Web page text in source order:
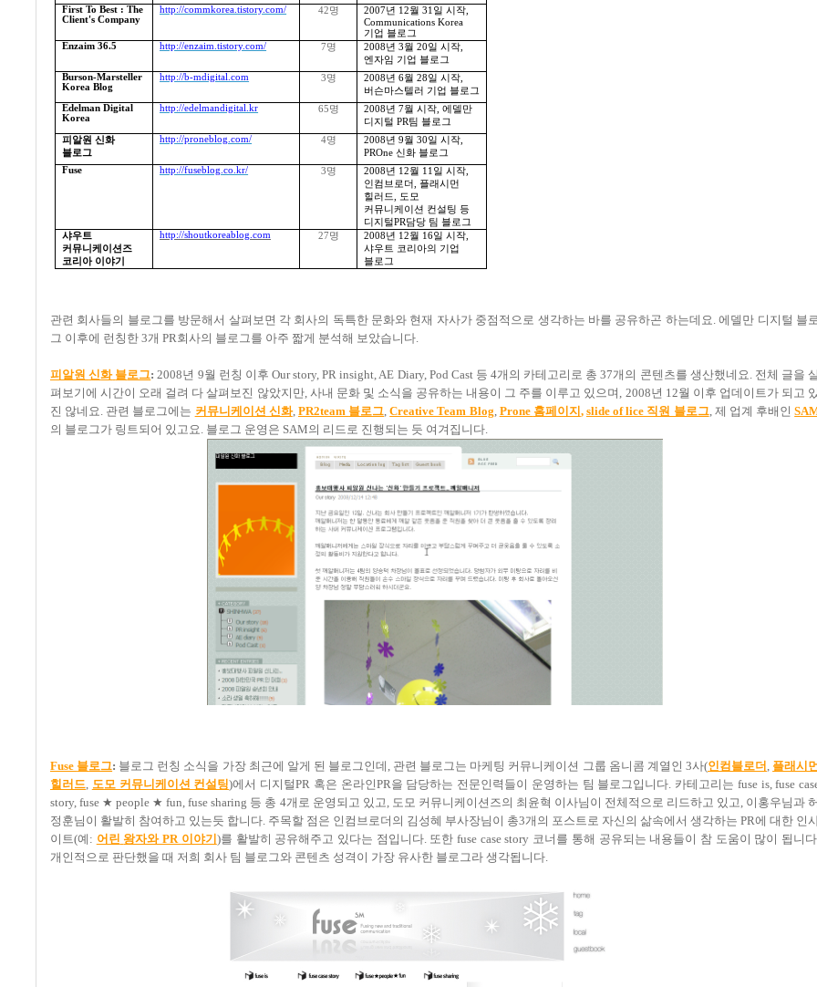
First To Best : The
Client's Company
http://commkorea.tistory.com/ 42명 2007년 12월 31 일 시작
Communications Korea
기업 블로그
Enzaim 36.5
http://enzaim.tistory.com/ 7명 2008년 3월 20일 시작
엔자임 기업 블로그
Burson-Marsteller
Korea Blog
http://b-mdigital.com 3명 2008년 6월 28일 시작
버슨마스텔러 기업 블로그
Edelman Digital
Korea
http://edelmandigital.kr 65명 2008년 7월 시작 ,에델만
디지털 PR팀 블로그
피알원 신화
블로그
http://proneblog.com/ 4명 2008년 9월 30일 시작
PROne신화 블로그
Fuse
http://fuseblog.co.kr/ 3명 2008년 12월 11 일 시작
인컴브로더
,플래시먼
힐러드
도모
커뮤니케이션 컨설팅 등
디지털PR담당 팀 블로그
샤우트
커뮤니케이션즈
코리아 이야기
http://shoutkoreablog.com 27명 2008년 12월 16일 시작
샤우트 코리아의 기업
블로그
관련 회사들의 블로그를 방문해서 살펴보면 각 회사의 독특한 문화와 현재 자사가 중점적으로 생각하는 바를 공유하곤 하는데요 .에델만 디지털 블로
그 이후에 런칭한 3개 PR회사의 블로그를 아주 짧게 분석해 보았습니다
피 알원 신화 블로그: 2008년 9월 런칭 이후 Our story, PR insight, AE Diary, Pod Cast 등 4개의 카테고리로 총 37개의 콘텐츠를 생산했네요 전체 글을
펴보기에 시간이 오래 걸려 다 살펴보진 않았지만, 사내 문화 및 소식을 공유하는 내용이 그 주를 이루고 있으며 , 2008년 12월 이후 업데이트가 되고 있
진 않네요 관련 블로그에는 커뮤니케이션 신화, PR2team 블로그 ,Creative Team Blog Prone 홈페이지 , slide of lice 직원 블로그, 제 업계 후배인
의 블로그가 링트되어 있고요 블로그 운영은 SAM의 리드로 진행되는 듯 여겨집니다
Fuse 블로그: 블로그 런칭 소식을 가장 최근에 알게 된 블로그인데 , 관련 블로그는 마케팅 커뮤니케이션 그룹 옴니콤 계열인 3사(인컴블로더 , 플래시
힐러드, 도모 커뮤니케이션 컨설팅)에서 디지털PR 혹은 온라인PR을 담당하는 전문인력들이 운영하는 팀 블로그입니다. 카테고리는 fuse is, fuse
story, fuse ★ people ★ fun, fuse sharing 등 총 4개로 운영되고 있고, 도모 커뮤니케이션즈의 최윤혁 이사님이 전체적으로 리드하고 있고, 이홍우님과 허
정훈님이 활발히 참여하고 있는듯 합니다. 주목할 점은 인컴브로더의 김성혜 부사장님이 총3개의 포스트로 자신의 삶속에서 생각하는 PR에 대한 인
이트(예 : 어린 왕자와 PR 이야기 )를 활발히 공유해주고 있다는 점입니다. 또한 fuse case story 코너를 통해 공유되는 내용들이 참 도움이 많이 됩니다
개인적으로 판단했을 때 저희 회사 팀 블로그와 콘텐츠 성격이 가장 유사한 블로그라 생각됩니다.